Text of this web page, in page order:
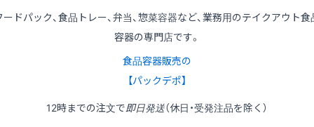
ードパック、食品トレー、弁当、惣菜容器など、業務用のテイクアウト食
容器の専門店です。
食品容器販売の
【パックデポ】
12時までの注文で即日発送（休日・受発注品を除く）